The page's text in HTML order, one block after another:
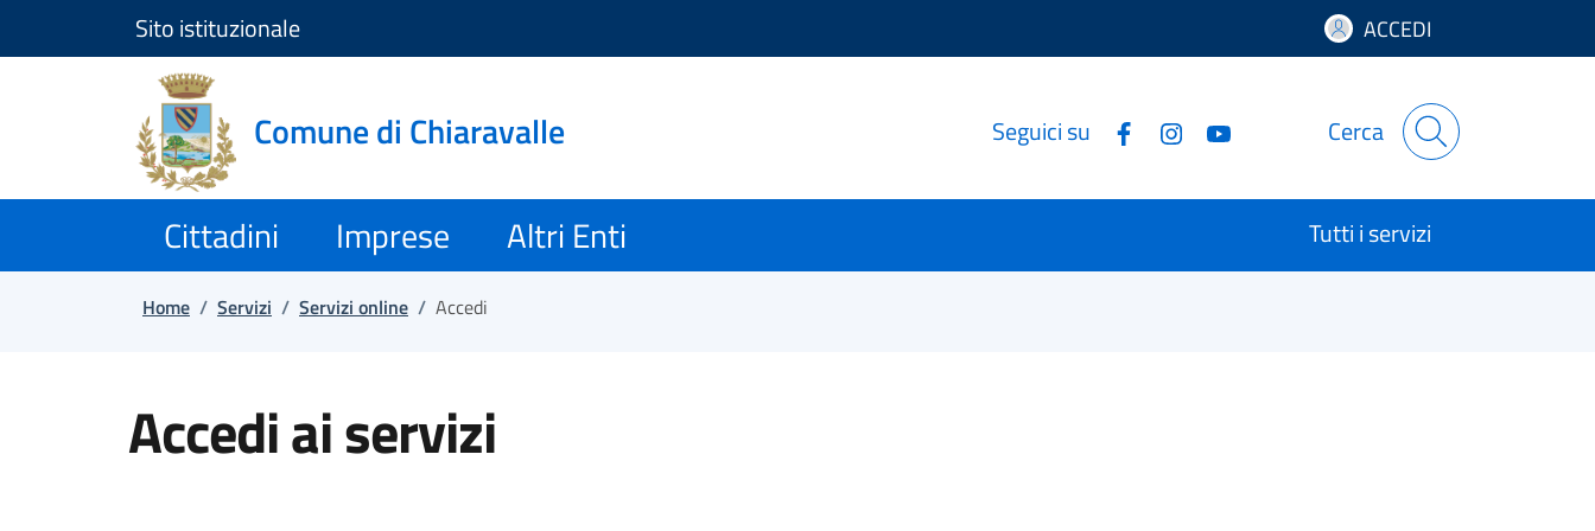
Salta e vai al contenuto
Salta e vai al footer
Sito istituzionale ACCEDI
Comune di Chiaravalle Seguici su Cerca
Cittadini Imprese Altri Enti Tutti i servizi
Home / Servizi / Servizi online / Accedi
Accedi ai servizi